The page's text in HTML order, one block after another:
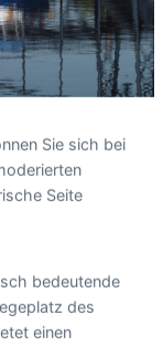
Sie sich bei
Seite
bedeutende
des
einen